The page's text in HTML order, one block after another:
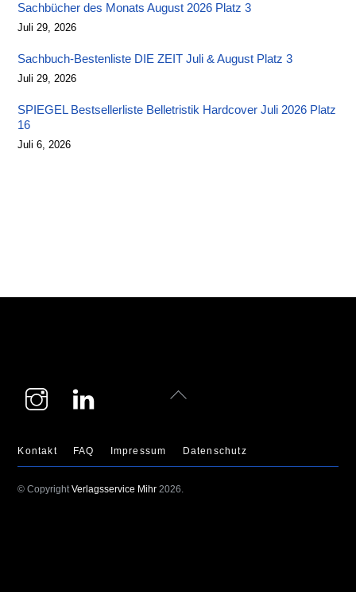
Sachbücher des Monats August 2026 Platz 3
Juli 29, 2026
Sachbuch-Bestenliste DIE ZEIT Juli & August Platz 3
Juli 29, 2026
SPIEGEL Bestsellerliste Belletristik Hardcover Juli 2026 Platz
16
Juli 6, 2026
Back
Instagram
Kontakt FAQ Impressum Datenschutz
© CopyrightVerlagsservice Mihr 2026.